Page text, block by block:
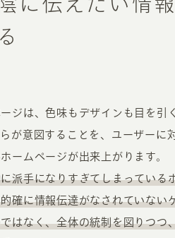
ジは、色味もデザインも目を引
が意図することを、ユーザーに
ームページが出来上がります。
派手になりすぎてしまっている
確に情報伝達がなされていない
はなく、全体の統制を図りつつ